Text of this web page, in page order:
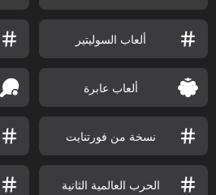
ألعاب السوليتير
ألعاب عابرة
نسخة من فورتنايت
الحرب العالمية الثانية